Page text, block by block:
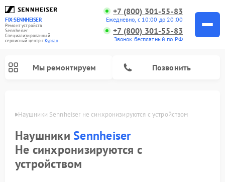
FIX-SENNHEISER
Ремонт устройств
Sennheiser
Специализированный
cервисный центр г.Курган
+7 (800) 301-55-83
Ежедневно, с 10:00 до 20:00
+7 (800) 301-55-83
Звонок бесплатный по РФ
Мы ремонтируем Позвонить
Наушники Sennheiser не синхронизируются с устройством
НаушникиSennheiser
Не синхронизируются с
устройством